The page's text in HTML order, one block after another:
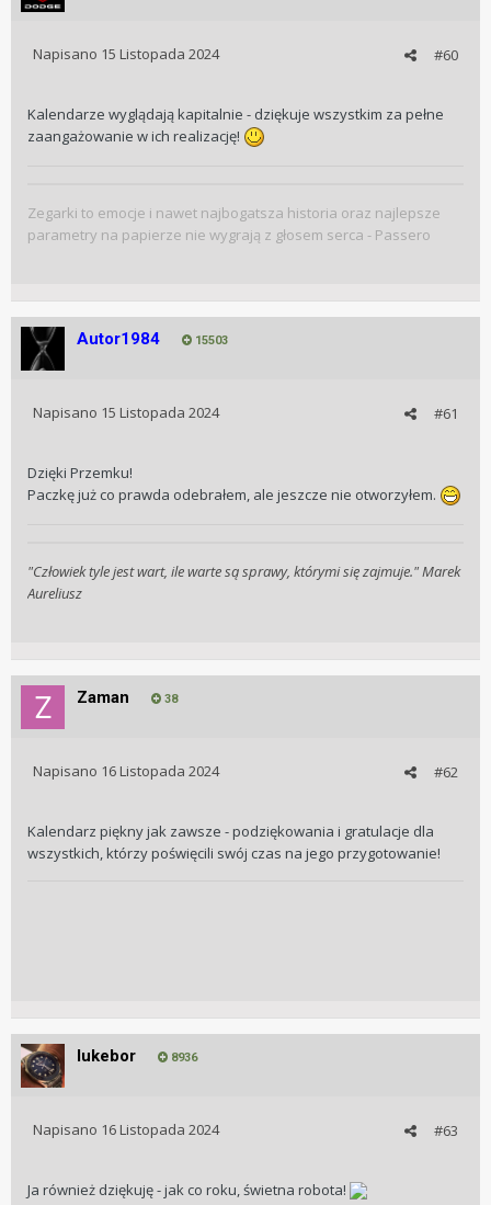
#60
Napisano 15 Listopada 2024
Kalendarze wyglądają kapitalnie - dziękuje wszystkim za pełne
zaangażowanie w ich realizację!
Zegarki to emocje i nawet najbogatsza historia oraz najlepsze
parametry na papierze nie wygrają z głosem serca - Passero
Autor1984 15503
#61
Napisano 15 Listopada 2024
Dzięki Przemku!
Paczkę już co prawda odebrałem, ale jeszcze nie otworzyłem.
"Człowiek tyle jest wart, ile warte są sprawy, którymi się zajmuje." Marek
Aureliusz
Zaman 38
#62
Napisano 16 Listopada 2024
Kalendarz piękny jak zawsze - podziękowania i gratulacje dla
wszystkich, którzy poświęcili swój czas na jego przygotowanie!
lukebor 8936
#63
Napisano 16 Listopada 2024
Ja również dziękuję - jak co roku, świetna robota!